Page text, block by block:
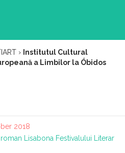
› Institutul Cultural
a Limbilor la Óbidos
2018
Lisabona Festivalului Literar